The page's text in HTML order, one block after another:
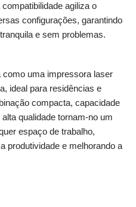
agiliza o
configurações, garantindo
e sem problemas.
uma impressora laser
ideal para residências e
compacta, capacidade
qualidade tornam-no um
espaço de trabalho,
produtividade e melhorando a